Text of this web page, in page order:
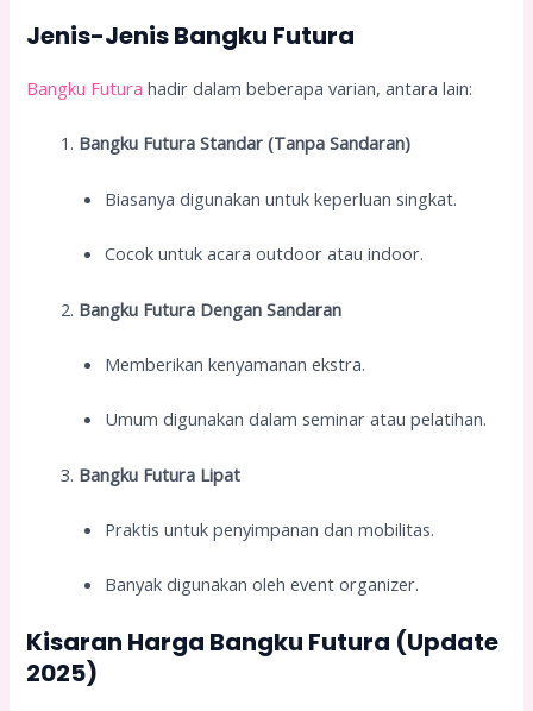
Jenis-Jenis Bangku Futura
Bangku Futura hadir dalam beberapa varian, antara lain:
Bangku Futura Standar (Tanpa Sandaran)
Biasanya digunakan untuk keperluan singkat.
Cocok untuk acara outdoor atau indoor.
Bangku Futura Dengan Sandaran
Memberikan kenyamanan ekstra.
Umum digunakan dalam seminar atau pelatihan.
Bangku Futura Lipat
Praktis untuk penyimpanan dan mobilitas.
Banyak digunakan oleh event organizer.
Kisaran Harga Bangku Futura (Update
2025)